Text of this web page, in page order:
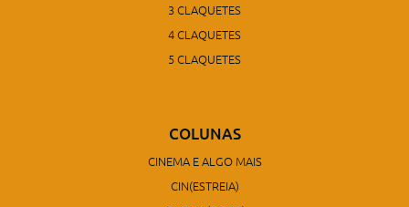
3 CLAQUETES
4 CLAQUETES
5 CLAQUETES
COLUNAS
CINEMA E ALGO MAIS
CIN(ESTREIA)